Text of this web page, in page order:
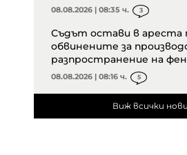
08.08.2026 | 08:35 ч. 3
Съдът остави в
обвинените за
разпространение на
08.08.2026 | 08:16 ч. 5
Виж всички